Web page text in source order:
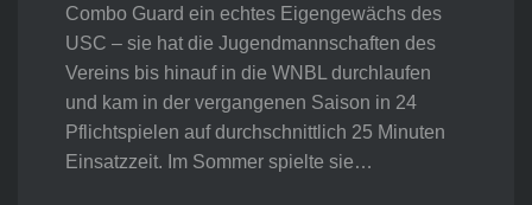
Combo Guard ein echtes Eigengewächs des
USC – sie hat die Jugendmannschaften des
Vereins bis hinauf in die WNBL durchlaufen
und kam in der vergangenen Saison in 24
Pflichtspielen auf durchschnittlich 25 Minuten
Einsatzzeit. Im Sommer spielte sie…